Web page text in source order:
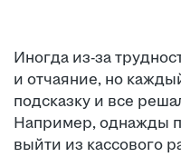
Иногда из-за
и отчаяние, но
подсказку и все
Например, однажды
выйти из кассового